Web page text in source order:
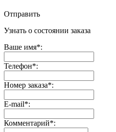
Отправить
Узнать о состоянии заказа
Ваше имя*:
Телефон*:
Номер заказа*:
E-mail*:
Комментарий*: